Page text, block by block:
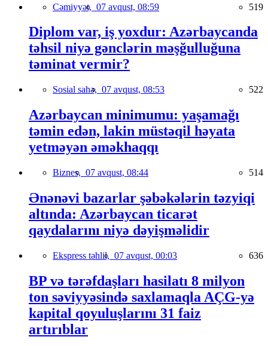
Cəmiyyət, 07 avqust, 08:59 519
Diplom var, iş yoxdur: Azərbaycanda
təhsil niyə gənclərin məşğulluğuna
təminat vermir?
Sosial sahə, 07 avqust, 08:53 522
Azərbaycan minimumu: yaşamağı
təmin edən, lakin müstəqil həyata
yetməyən əməkhaqqı
Biznes, 07 avqust, 08:44 514
Ənənəvi bazarlar şəbəkələrin təzyiqi
altında: Azərbaycan ticarət
qaydalarını niyə dəyişməlidir
Ekspress təhlil, 07 avqust, 00:03 636
BP və tərəfdaşları hasilatı 8 milyon
ton səviyyəsində saxlamaqla AÇG-yə
kapital qoyuluşlarını 31 faiz
artırıblar